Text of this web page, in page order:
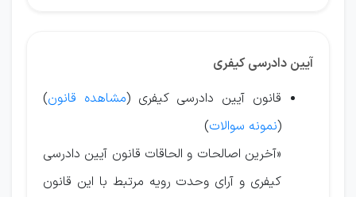
آیین دادرسی کیفری
قانون آیین دادرسی کیفری (مشاهده قانون)
(نمونه سوالات)
«آخرین اصالحات و الحاقات قانون آیین دادرسی
کیفری و آرای وحدت رویه مرتبط با این قانون